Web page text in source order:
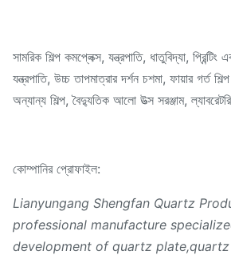
সামরিক শিল্প কমপ্লেক্স, যন্ত্রপাতি, ধাতুবিদ্যা, প্রিন্টিং
যন্ত্রপাতি, উচ্চ তাপমাত্রার দর্শন চশমা, ফায়ার গর্ত
অন্যান্য শিল্প, বৈদ্যুতিক আলো উত্স সরঞ্জাম, ল্যাবরেটরি
কোম্পানির প্রোফাইল:
Lianyungang Shengfan Quartz
professional manufacture
development of quartz